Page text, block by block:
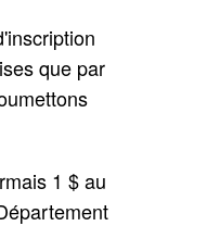
que par
1 $ au